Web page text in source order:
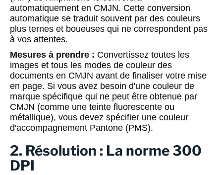
automatiquement en CMJN. Cette conversion
automatique se traduit souvent par des couleurs
plus ternes et boueuses qui ne correspondent pas
à vos attentes.
Mesures à prendre : Convertissez toutes les
images et tous les modes de couleur des
documents en CMJN avant de finaliser votre mise
en page. Si vous avez besoin d'une couleur de
marque spécifique qui ne peut être obtenue par
CMJN (comme une teinte fluorescente ou
métallique), vous devez spécifier une couleur
d'accompagnement Pantone (PMS).
2. Résolution : La norme 300
DPI